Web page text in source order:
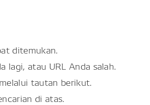
ditemukan.
lagi, atau URL Anda salah.
tautan berikut.
di atas.